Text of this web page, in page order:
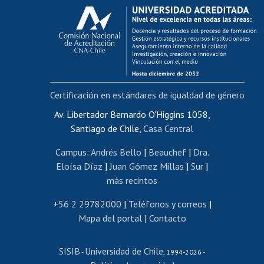
Calificación académica
Postulación al AUCAI
Funcionarias/os
Cursos internos de capacitación
Bienestar del personal
Portal de movilidad interna
Certificado de renta
Certificado de renta honorarios
Editar páginas blancas
Extranjeras/os
Revalidación y reconocimiento de títulos
Postulación al Programa de Movilidad Estudiantil
Cursos de español
Av. Libertador Bernardo O'Higgins 1058,
Santiago de Chile, Casa Central
Campus: Andrés Bello | Beauchef| Dra.
Eloísa Díaz |Juan Gómez Millas | Sur |
más recintos
+56 2 29782000 | Teléfonos y correos |
Mapa del portal| Contacto
SISIB - Universidad de Chile, 1994-2026 -
Certificación en estándares de igualdad de género